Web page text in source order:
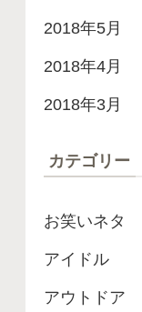
2018年5月
2018年4月
2018年3月
カテゴリー
お笑いネタ
アイドル
アウトドア